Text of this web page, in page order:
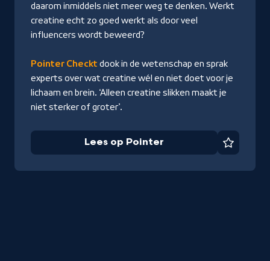
daarom inmiddels niet meer weg te denken. Werkt
creatine echt zo goed werkt als door veel
influencers wordt beweerd?
Pointer Checkt dook in de wetenschap en sprak
experts over wat creatine wél en niet doet voor je
lichaam en brein. ‘Alleen creatine slikken maakt je
niet sterker of groter’.
Lees op Pointer